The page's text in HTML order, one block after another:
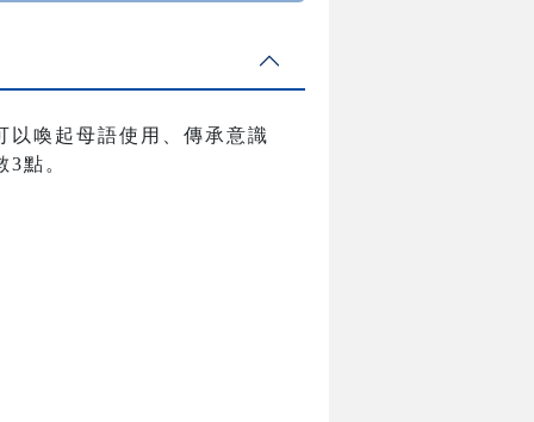
以喚起母語使用、傳承意識
點。